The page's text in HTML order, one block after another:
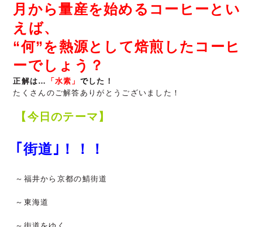
月から量産を始めるコーヒーとい
えば、
“何”を熱源として焙煎したコーヒ
ーでしょう？
正解は… 「水素」 でした！
たくさんのご解答ありがとうございました！
【今日のテーマ】
｢街道｣！！！
～福井から京都の鯖街道
～東海道